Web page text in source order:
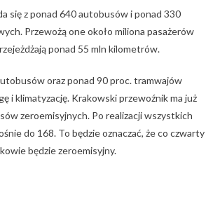
się z ponad 640 autobusów i ponad 330
Przewożą one około miliona pasażerów
ponad 55 mln kilometrów.
oraz ponad 90 proc. tramwajów
i klimatyzację. Krakowski przewoźnik ma już
zeroemisyjnych. Po realizacji wszystkich
do 168. To będzie oznaczać, że co czwarty
będzie zeroemisyjny.